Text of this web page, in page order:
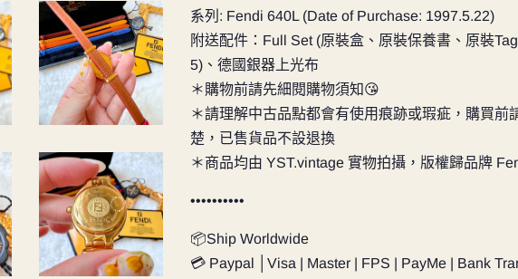
系列: Fendi 640L (Date of Purchase: 1997.5.22)
附送配件：Full Set (原裝盒、原裝保養書、原裝
5)、德國銀器上光布
＊購物前請先細閱購物須知😘
＊請理解中古品點都會有使用痕跡或瑕疵，購買前
楚，已售貨品不設退換
＊商品均由 YST.vintage 實物拍攝，版權歸品牌
••••••••••
📦Ship Worldwide
💳 Paypal │Visa | Master | FPS | PayMe | Bank